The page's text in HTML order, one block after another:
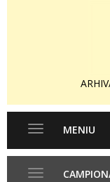
Toggle
MENIU